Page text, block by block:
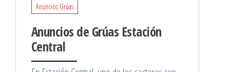
Anuncios Grúas
Anuncios de Grúas Estación
Central